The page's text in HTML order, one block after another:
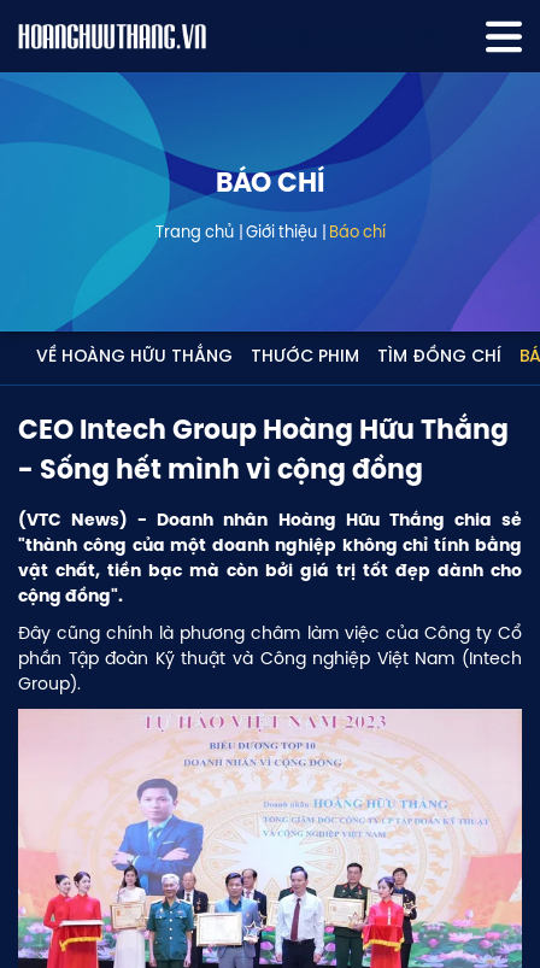
BÁO CHÍ
Trang chủ Giới thiệu Báo chí
VỀ HOÀNG HỮU THẮNG THƯỚC PHIM TÌM ĐỒNG CHÍ
CEO Intech Group Hoàng Hữu Thắng
- Sống hết mình vì cộng đồng
(VTC News) - Doanh nhân Hoàng Hữu Thắng chia sẻ
"thành công của một doanh nghiệp không chỉ tính bằng
vật chất, tiền bạc mà còn bởi giá trị tốt đẹp dành cho
cộng đồng".
Đây cũng chính là phương châm làm việc của Công ty Cổ
phần Tập đoàn Kỹ thuật và Công nghiệp Việt Nam (Intech
Group).